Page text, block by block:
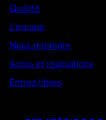
Qualité
L’équipe
Nous rejoindre
Actus et réalisations
Entrez libres